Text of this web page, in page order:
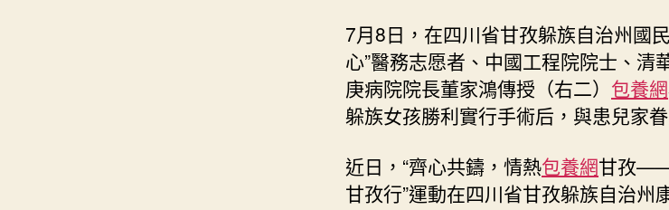
7月8日，在四川省甘孜躲族自治州國
心”醫務志愿者、中國工程院院士、清
庚病院院長董家鴻傳授（右二） 包養網
躲族女孩勝利實行手術后，與患兒家
近日，“齊心共鑄，情熱包養網甘孜
甘孜行”運動在四川省甘孜躲族自治州